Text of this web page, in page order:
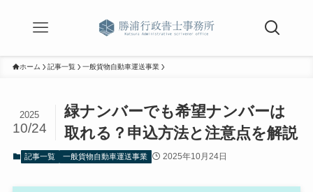
ホーム 記事一覧 一般貨物自動車運送事業
緑ナンバーでも希望ナンバーは
取れる？申込方法と注意点を解説
2025
10/24
記事一覧 一般貨物自動車運送事業 2025年10月24日